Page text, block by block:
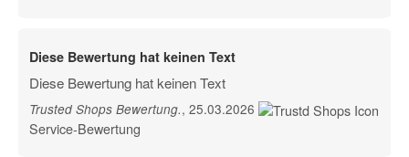
Diese Bewertung hat keinen Text
Diese Bewertung hat keinen Text
Trusted Shops Bewertung., 25.03.2026
Service-Bewertung